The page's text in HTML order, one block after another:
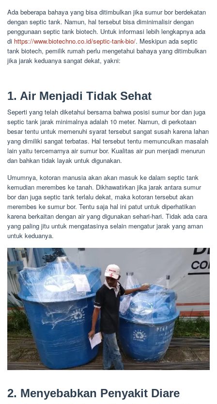
Ada beberapa bahaya yang bisa ditimbulkan jika sumur bor berdekatan
dengan septic tank. Namun, hal tersebut bisa diminimalisir dengan
penggunaan septic tank biotech. Untuk informasi lebih lengkapnya ada
di https://www.biotechno.co.id/septic-tank-bio/. Meskipun ada septic
tank biotech, pemilik rumah perlu mengetahui bahaya yang ditimbulkan
jika jarak keduanya sangat dekat, yakni:
1. Air Menjadi Tidak Sehat
Seperti yang telah diketahui bersama bahwa posisi sumur bor dan juga
septic tank jarak minimalnya adalah 10 meter. Namun, di perkotaan
besar tentu untuk memenuhi syarat tersebut sangat susah karena lahan
yang dimiliki sangat terbatas. Hal tersebut tentu memunculkan masalah
lain yaitu tercemarnya air sumur bor. Kualitas air pun menjadi menurun
dan bahkan tidak layak untuk digunakan.
Umumnya, kotoran manusia akan akan masuk ke dalam septic tank
kemudian merembes ke tanah. Dikhawatirkan jika jarak antara sumur
bor dan juga septic tank terlalu dekat, maka kotoran tersebut akan
merembes ke sumur bor. Tentu saja hal ini patut untuk diperhatikan
karena berkaitan dengan air yang digunakan sehari-hari. Tidak ada cara
yang paling jitu untuk mengatasinya selain mengatur jarak yang aman
untuk keduanya.
2. Menyebabkan Penyakit Diare